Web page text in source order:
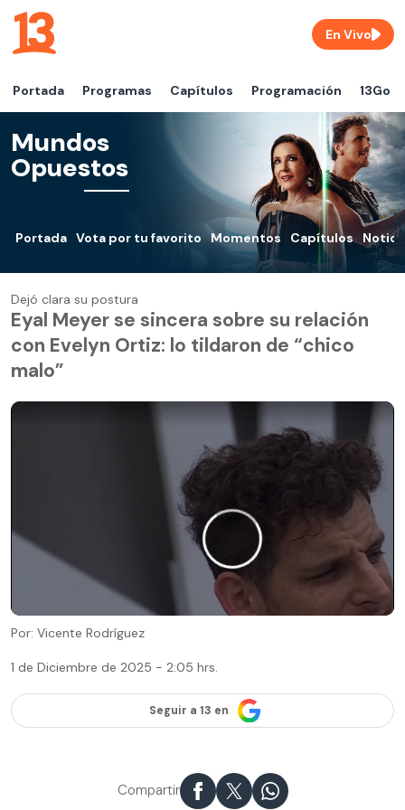
Portada Programas Capítulos Programación 13Go
En Vivo
Mundos
Opuestos
Portada Vota por tu favorito Momentos Capítulos
Dejó clara su postura
Eyal Meyer se sincera sobre su relación
con Evelyn Ortiz: lo tildaron de “chico
malo”
Por: Vicente Rodríguez
1 de Diciembre de 2025 - 2:05 hrs.
Seguir a 13 en
Compartir